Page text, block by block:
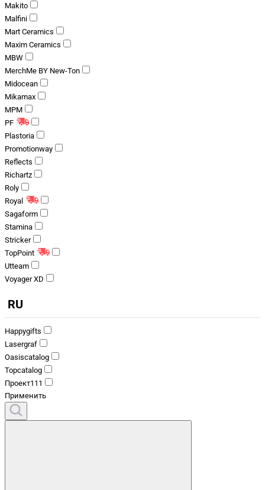
Makito
Malfini
Mart Ceramics
Maxim Ceramics
MBW
MerchMe BY New-Ton
Midocean
Mikamax
MPM
PF
Plastoria
Promotionway
Reflects
Richartz
Roly
Royal
Sagaform
Stamina
Stricker
TopPoint
Utteam
Voyager XD
RU
Happygifts
Lasergraf
Oasiscatalog
Topcatalog
Проект111
Применить